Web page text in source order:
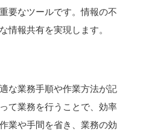
要なツールです。情報の不
情報共有を実現します。
な業務手順や作業方法が記
て業務を行うことで、効率
業や手間を省き、業務の効